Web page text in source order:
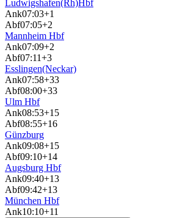
Ludwigshafen(Rh)Hbf
Ank07:03+1
Abf07:05+2
Mannheim Hbf
Ank07:09+2
Abf07:11+3
Esslingen(Neckar)
Ank07:58+33
Abf08:00+33
Ulm Hbf
Ank08:53+15
Abf08:55+16
Günzburg
Ank09:08+15
Abf09:10+14
Augsburg Hbf
Ank09:40+13
Abf09:42+13
München Hbf
Ank10:10+11